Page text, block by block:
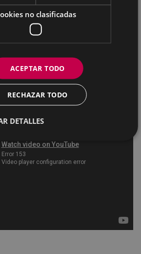
menores de 12 años.
Cooper.
Dice Clay Anthony Ramos.
no clasificadas
ACEPTAR TODO
RECHAZAR TODO
DETALLES